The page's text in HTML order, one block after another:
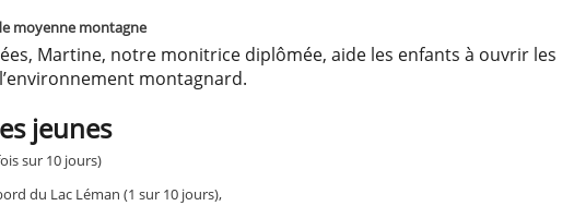
moyenne montagne
Martine, notre monitrice diplômée, aide les enfants à ouvrir les
montagnard.
jeunes
sur 10 jours)
au bord du Lac Léman (1 sur 10 jours),